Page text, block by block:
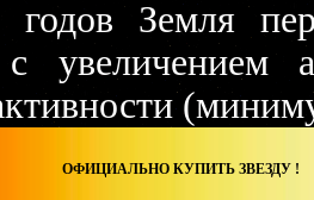
годов Земля
с увеличением
ОФИЦИАЛЬНО КУПИТЬ ЗВЕЗДУ !